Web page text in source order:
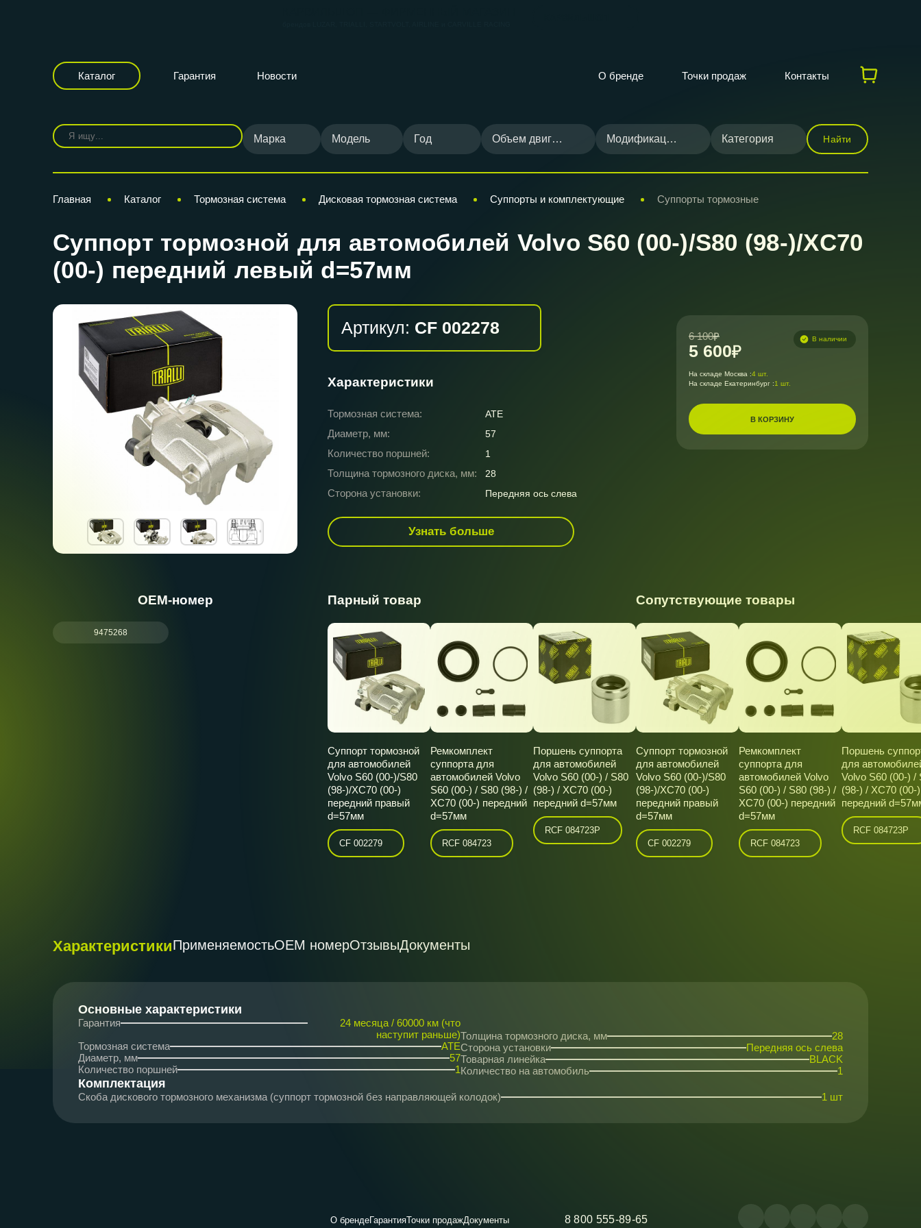
Каталог Гарантия Новости О бренде Точки продаж Контакты
Марка Модель Год Объем двигателя Модификация Категория Найти
Главная Каталог Тормозная система Дисковая тормозная система Суппорты и комплектующие Суппорты тормозные
Суппорт тормозной для автомобилей Volvo S60 (00-)/S80 (98-)/XC70
(00-) передний левый d=57мм
Артикул: CF 002278
Характеристики
Тормозная система: ATE
Диаметр, мм: 57
Количество поршней: 1
Толщина тормозного диска, мм: 28
Сторона установки: Передняя ось слева
Узнать больше
6 100
5 600
В наличии
На складе Москва :4 шт.
На складе Екатеринбург :1 шт.
В КОРЗИНУ
ОЕМ-номер
9475268
Парный товар
Суппорт тормозной
для автомобилей
Volvo S60 (00-)/S80
(98-)/XC70 (00-)
передний правый
d=57мм
CF 002279
Ремкомплект
суппорта для
автомобилей Volvo
S60 (00-) / S80 (98-) /
XC70 (00-) передний
d=57мм
RCF 084723
Поршень суппорта
для автомобилей
Volvo S60 (00-) / S80
(98-) / XC70 (00-)
передний d=57мм
RCF 084723P
Сопутствующие товары
Суппорт тормозной
для автомобилей
Volvo S60 (00-)/S80
(98-)/XC70 (00-)
передний правый
d=57мм
CF 002279
Ремкомплект
суппорта для
автомобилей Volvo
S60 (00-) / S80 (98-) /
XC70 (00-) передний
d=57мм
RCF 084723
Поршень
для
Volvo S60 (00-) /
(98-) / XC70 (00-)
передний
RCF 084723P
ХарактеристикиПрименяемостьОЕМ номерОтзывыДокументы
Основные характеристики
Гарантия
24 месяца / 60000 км (что
наступит раньше)
Тормозная система
ATE
Диаметр, мм
57
Количество поршней
1
Толщина тормозного диска, мм
28
Сторона установки
Передняя ось слева
Товарная линейка
BLACK
Количество на автомобиль
1
Комплектация
Скоба дискового тормозного механизма (суппорт тормозной без направляющей колодок) 1 шт
О брендеГарантияТочки продажДокументы 8 800 555-89-65